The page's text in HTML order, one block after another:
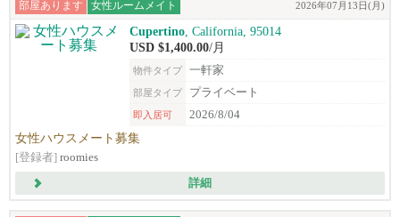
部屋あります 女性ルームメイト 2026年07月13日(月)
Cupertino , California, 95014
USD $1,400.00/月
物件タイプ 一軒家
部屋タイプ プライベート
即入居可 2026/8/04
女性ハウスメート募集
[登録者] roomies
詳細